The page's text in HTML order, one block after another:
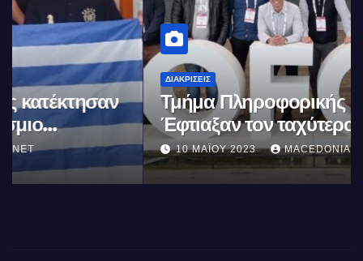
ΔΙΑΚΡΊΣΕΙΣ
Τμήμα Πληροφορικής (ΑΠΘ) :
Έφτιαξαν τον ταχύτερο
επεξεργαστή AI στον κόσμο με τη
χρήση φωτός
10 ΜΑΪ́ΟΥ 2023 MACEDONIANET